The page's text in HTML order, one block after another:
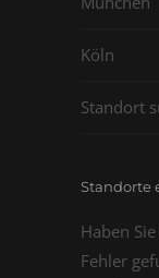
Köln
Standort
Standorte
Haben
Fehler